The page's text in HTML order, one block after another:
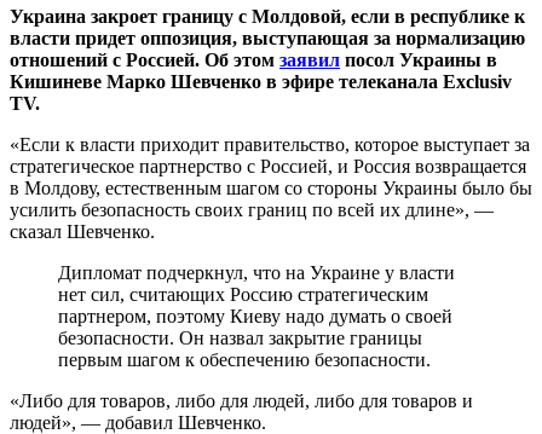
Украина закроет границу с Молдовой, если в республике к
власти придет оппозиция, выступающая за нормализацию
отношений с Россией. Об этом заявил посол Украины в
Кишиневе Марко Шевченко в эфире телеканала Exclusiv
TV.
«Если к власти приходит правительство, которое выступает за
стратегическое партнерство с Россией, и Россия возвращается
в Молдову, естественным шагом со стороны Украины было бы
усилить безопасность своих границ по всей их длине», —
сказал Шевченко.
Дипломат подчеркнул, что на Украине у власти
нет сил, считающих Россию стратегическим
партнером, поэтому Киеву надо думать о своей
безопасности. Он назвал закрытие границы
первым шагом к обеспечению безопасности.
«Либо для товаров, либо для людей, либо для товаров и
людей», — добавил Шевченко.